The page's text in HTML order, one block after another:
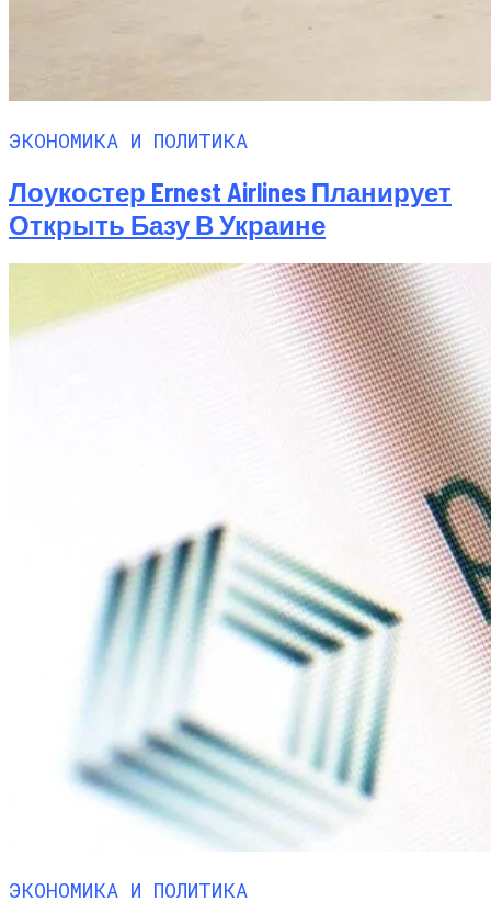
ЭКОНОМИКА И ПОЛИТИКА
Лоукостер Ernest Airlines Планирует
Открыть Базу В Украине
ЭКОНОМИКА И ПОЛИТИКА